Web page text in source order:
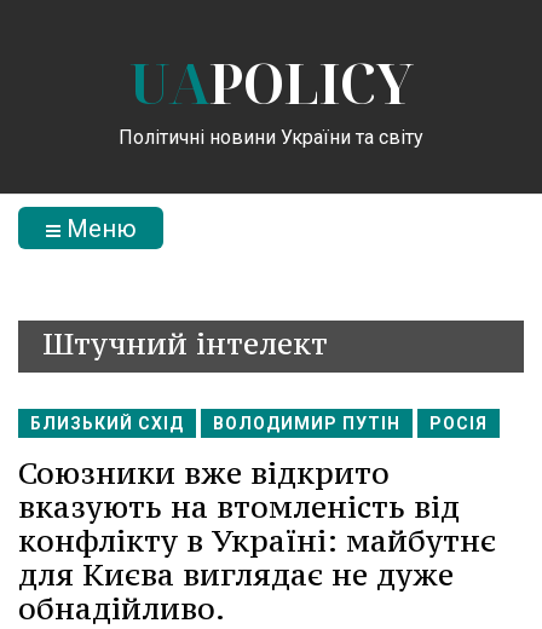
UAPOLICY
Політичні новини України та світу
Меню
Штучний інтелект
БЛИЗЬКИЙ СХІД ВОЛОДИМИР ПУТІН РОСІЯ
Союзники вже відкрито
вказують на втомленість від
конфлікту в Україні: майбутнє
для Києва виглядає не дуже
обнадійливо.